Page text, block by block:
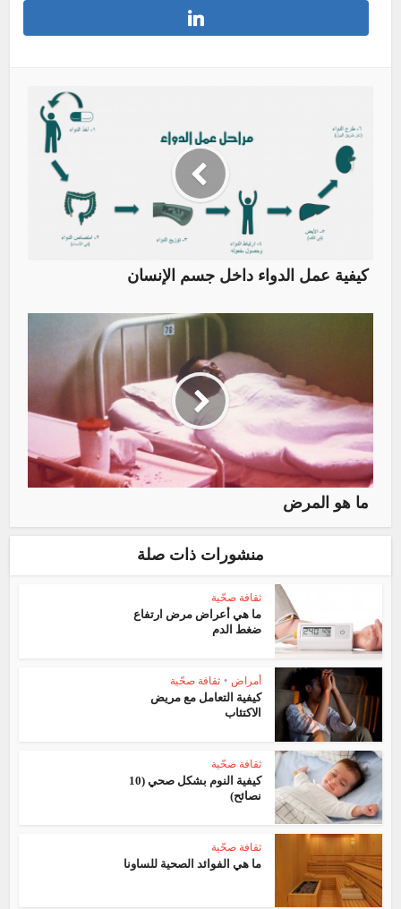
كيفية عمل الدواء داخل جسم الإنسان
ما هو المرض
منشورات ذات صلة
ثقافة صحّية
ما هي أعراض مرض ارتفاع
ضغط الدم
أمراض • ثقافة صحّية
كيفية التعامل مع مريض
الاكتئاب
ثقافة صحّية
كيفية النوم بشكل صحي (10
نصائح)
ثقافة صحّية
ما هي الفوائد الصحية للساونا